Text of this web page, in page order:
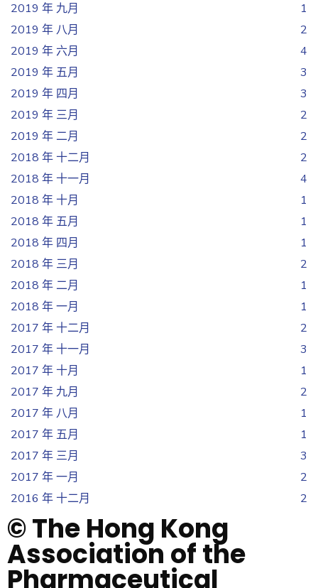
2019 年 九月
1
2019 年 八月
2
2019 年 六月
4
2019 年 五月
3
2019 年 四月
3
2019 年 三月
2
2019 年 二月
2
2018 年 十二月
2
2018 年 十一月
4
2018 年 十月
1
2018 年 五月
1
2018 年 四月
1
2018 年 三月
2
2018 年 二月
1
2018 年 一月
1
2017 年 十二月
2
2017 年 十一月
3
2017 年 十月
1
2017 年 九月
2
2017 年 八月
1
2017 年 五月
1
2017 年 三月
3
2017 年 一月
2
2016 年 十二月
2
© The Hong Kong
Association of the
Pharmaceutical